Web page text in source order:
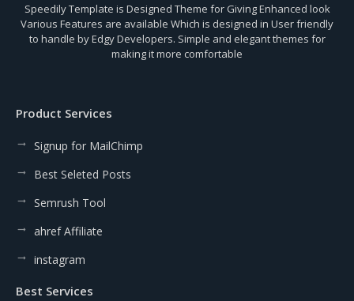
Speedily Template is Designed Theme for Giving Enhanced look
Various Features are available Which is designed in User friendly
to handle by Edgy Developers. Simple and elegant themes for
making it more comfortable
Product Services
Signup for MailChimp
Best Seleted Posts
Semrush Tool
ahref Affiliate
instagram
Best Services